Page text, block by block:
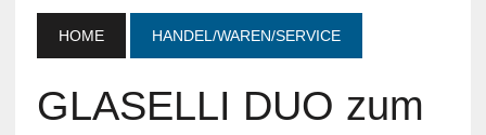
HOME HANDEL/WAREN/SERVICE
GLASELLI DUO zum